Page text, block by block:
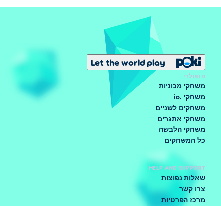
Let the world play
פופולרי
משחקי מכוניות
משחקי .io
משחקים לשניים
משחקי אתגרים
משחקי הלבשה
כל המשחקים
HELP AND SUPPORT
שאלות נפוצות
צרו קשר
מרכז הפרטיות